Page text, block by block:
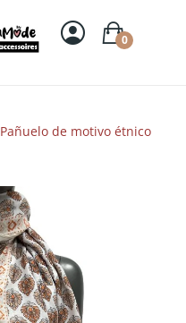
0
Pañuelo de motivo étnico